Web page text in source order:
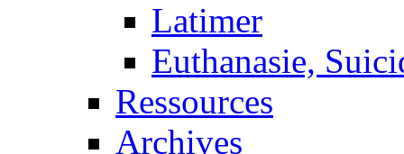
Latimer
Euthanasie,
Ressources
Archives